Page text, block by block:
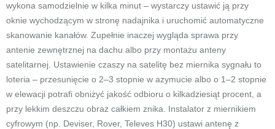
wykona samodzielnie w kilka minut – wystarczy ustawić ją przy
oknie wychodzącym w stronę nadajnika i uruchomić automatyczne
skanowanie kanałów. Zupełnie inaczej wygląda sprawa przy
antenie zewnętrznej na dachu albo przy montażu anteny
satelitarnej. Ustawienie czaszy na satelitę bez miernika sygnału to
loteria – przesunięcie o 2–3 stopnie w azymucie albo o 1–2 stopnie
w elewacji potrafi obniżyć jakość odbioru o kilkadziesiąt procent, a
przy lekkim deszczu obraz całkiem znika. Instalator z miernikiem
cyfrowym (np. Deviser, Rover, Televes H30) ustawi antenę z